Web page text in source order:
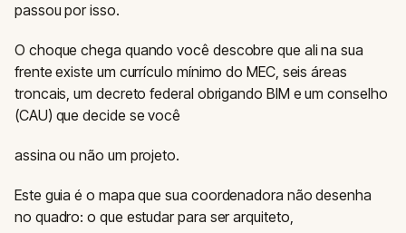
passou por isso.
O choque chega quando você descobre que ali na sua
frente existe um currículo mínimo do MEC, seis áreas
troncais, um decreto federal obrigando BIM e um conselho
(CAU) que decide se você
assina ou não um projeto.
Este guia é o mapa que sua coordenadora não desenha
no quadro: o que estudar para ser arquiteto,